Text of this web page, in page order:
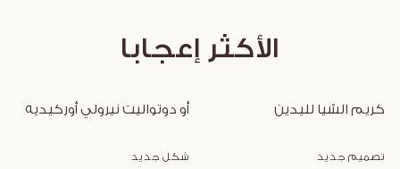
الأكثر إعجابا
كريم الشيا لليدين
تصميم جديد
أو دوتواليت نيرولي أوركيديه
شكل جديد